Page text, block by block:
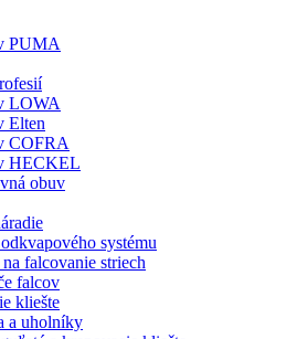
PUMA
LOWA
Elten
COFRA
HECKEL
obuv
systému
falcovanie striech
falcov
kliešte
a uholníky